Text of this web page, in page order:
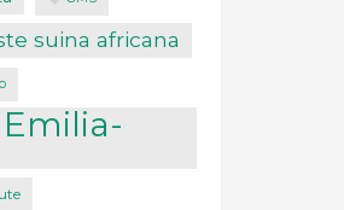
suina africana